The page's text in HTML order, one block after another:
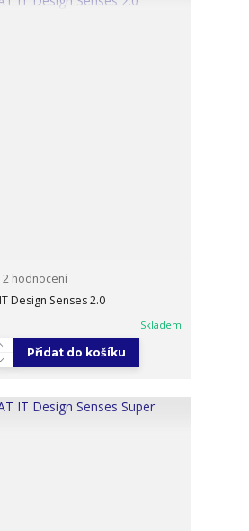
2 hodnocení
Design Senses 2.0
Skladem
Přidat do košíku